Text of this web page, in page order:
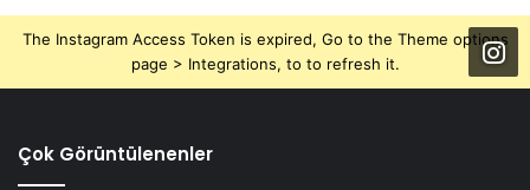
The Instagram Access Token is expired, Go to the Theme options
page > Integrations, to to refresh it.
Çok Görüntülenenler